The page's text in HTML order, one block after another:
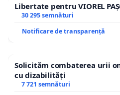
Libertate pentru VIOREL
30 295 semnături
Notificare de transparență
Solicităm combaterea urii
cu dizabilități
7 721 semnături